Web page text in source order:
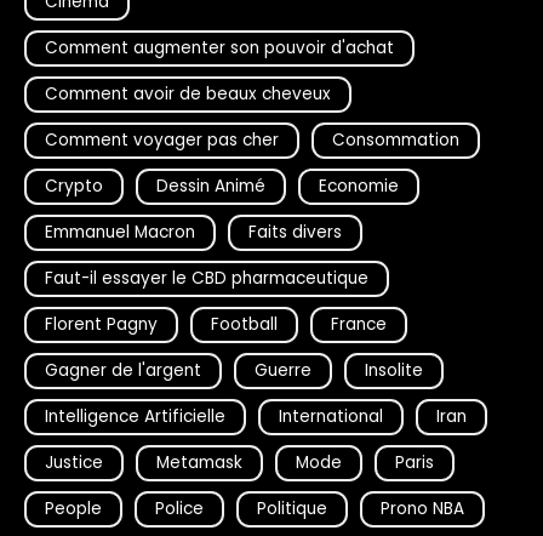
Comment augmenter son pouvoir d'achat
Comment avoir de beaux cheveux
Comment voyager pas cher
Consommation
Crypto
Dessin Animé
Economie
Emmanuel Macron
Faits divers
Faut-il essayer le CBD pharmaceutique
Florent Pagny
Football
France
Gagner de l'argent
Guerre
Insolite
Intelligence Artificielle
International
Iran
Justice
Metamask Mode
Paris
People
Police Politique Prono NBA